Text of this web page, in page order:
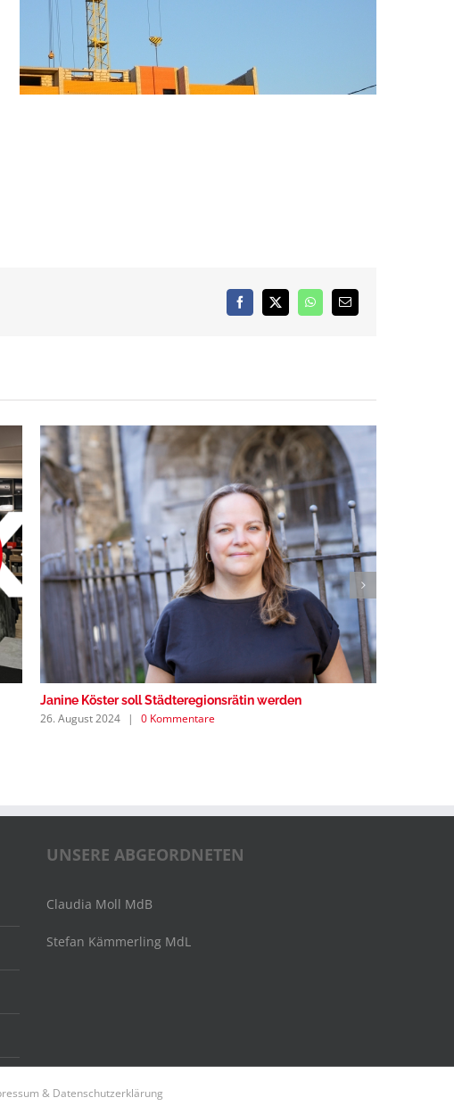
Facebook
X WhatsApp
E-
Mail
Janine Köster soll Städteregionsrätin werden
26. August 2024 | 0 Kommentare
UNSERE ABGEORDNETEN
Claudia Moll MdB
Stefan Kämmerling MdL
& Datenschutzerklärung